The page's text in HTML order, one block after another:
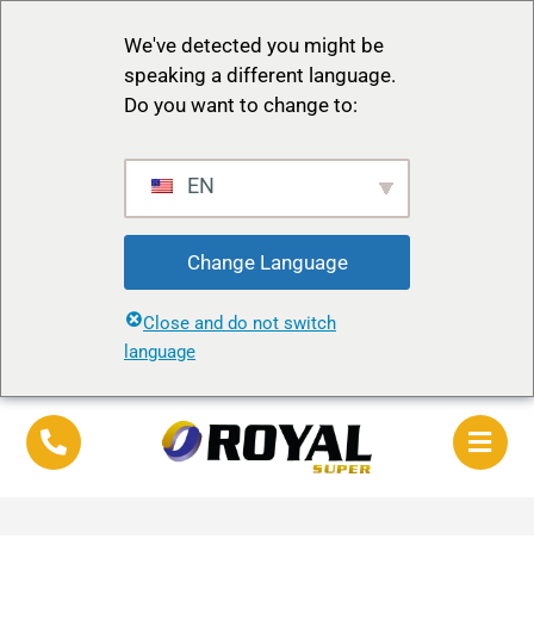
We've detected you might be
speaking a different language.
Do you want to change to:
EN
Change Language
Close and do not switch
language